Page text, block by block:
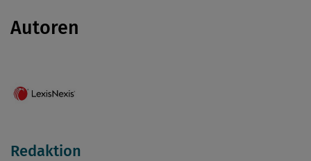
Autoren
Redaktion